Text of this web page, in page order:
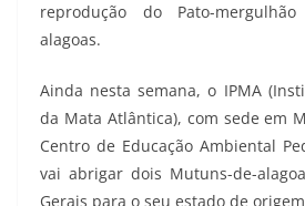
reprodução do Pato-
alagoas.
Ainda nesta semana, o IPMA
da Mata Atlântica), com sede em
Centro de Educação Ambiental
vai abrigar dois Mutuns-de-
Gerais para o seu estado de